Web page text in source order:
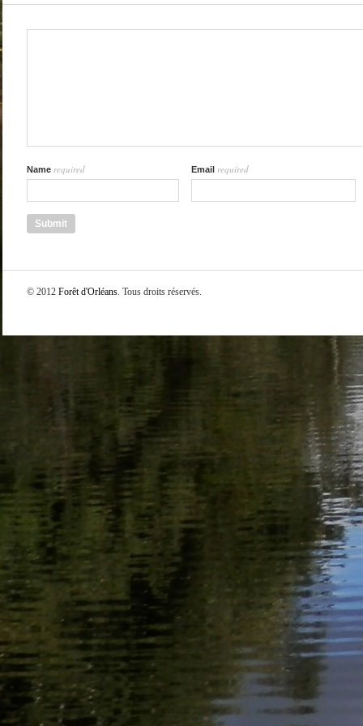
Name required Email required
© 2012 Forêt d'Orléans. Tous droits réservés.